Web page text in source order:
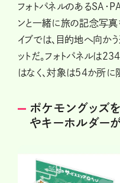
フォトパネルのあるSA・
ンと一緒に旅の記念写真
イブでは、目的地へ向か
ットだ。フォトパネルは
はなく、対象は54か所に
ポケモングッズ
やキーホルダー